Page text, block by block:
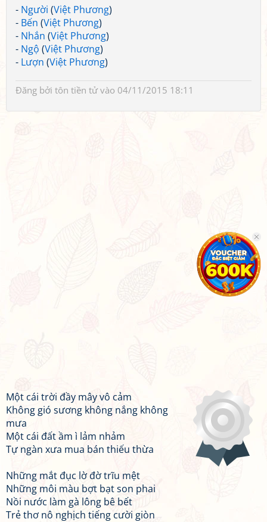
- Người (Việt Phương)
- Bến (Việt Phương)
- Nhắn (Việt Phương)
- Ngộ (Việt Phương)
- Lượn (Việt Phương)
Đăng bởi tôn tiền tửvào 04/11/2015 18:11
Một cái trời đầy mây vô cảm
Không gió sương không nắng không
mưa
Một cái đất ầm ì lảm nhảm
Tự ngàn xưa mua bán thiếu thừa
Những mắt đục lờ đờ trĩu mệt
Những môi màu bợt bạt son phai
Nồi nước làm gà lông bê bết
Trẻ thơ nô nghịch tiếng cười giòn